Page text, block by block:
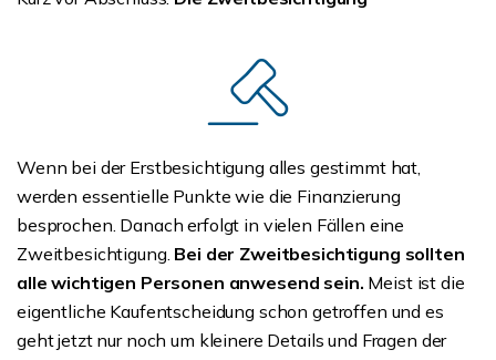
Wenn bei der Erstbesichtigung alles gestimmt hat,
werden essentielle Punkte wie die Finanzierung
besprochen. Danach erfolgt in vielen Fällen eine
Zweitbesichtigung. Bei der Zweitbesichtigung sollten
alle wichtigen Personen anwesend sein. Meist ist die
eigentliche Kaufentscheidung schon getroffen und es
geht jetzt nur noch um kleinere Details und Fragen der